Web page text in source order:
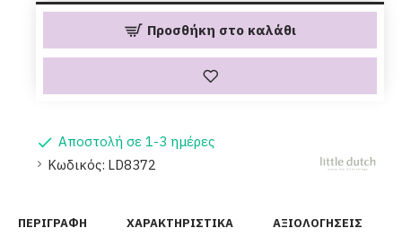
Αποστολή σε 1-3 ημέρες
Κωδικός: LD8372
Προσθήκη στο καλάθι
ΠΕΡΙΓΡΑΦΉ ΧΑΡΑΚΤΗΡΙΣΤΙΚΆ ΑΞΙΟΛΟΓΉΣΕΙΣ